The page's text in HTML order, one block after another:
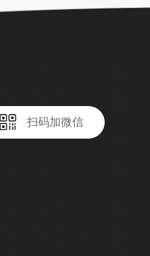
扫码加微信